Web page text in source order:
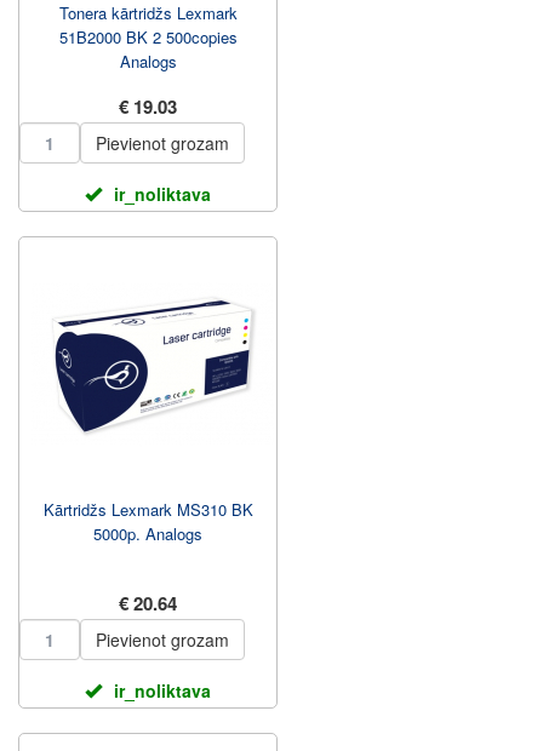
Tonera kārtridžs Lexmark
51B2000 BK 2 500copies
Analogs
€ 19.03
Pievienot grozam
ir_noliktava
Kārtridžs Lexmark MS310 BK
5000p. Analogs
€ 20.64
Pievienot grozam
ir_noliktava